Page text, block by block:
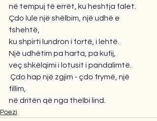
në tempuj të errët, ku heshtja falet.
Çdo lule një shëlbim, një udhë e
fshehtë,
ku shpirti lundron i fortë, i lehtë.
Një udhëtim pa harta, pa kufij,
veç shkëlqimi i lotusit i pandalimtë.
Çdo hap një zgjim - çdo frymë, një
fillim,
në dritën që nga thelbi lind.
Poezi